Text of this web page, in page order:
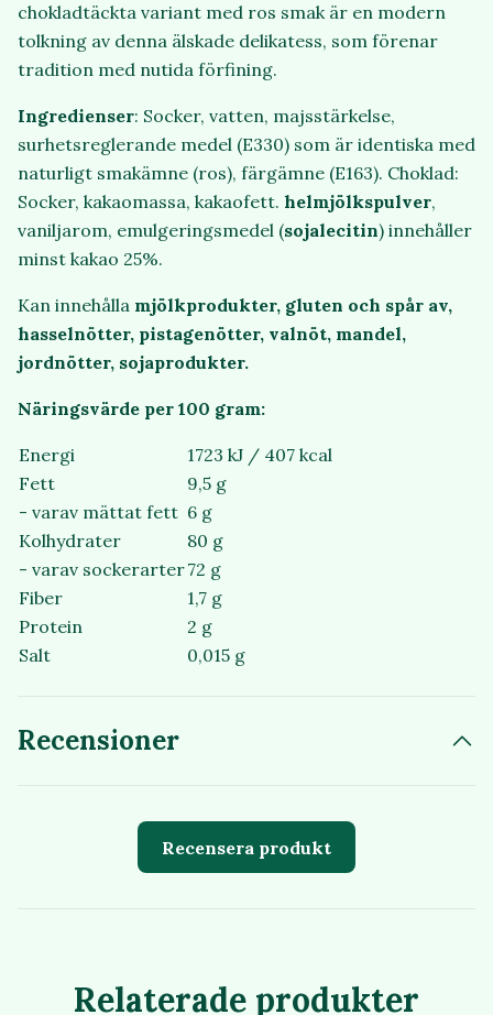
chokladtäckta variant med ros smak är en modern
tolkning av denna älskade delikatess, som förenar
tradition med nutida förfining.
Ingredienser: Socker, vatten, majsstärkelse,
surhetsreglerande medel (E330) som är identiska med
naturligt smakämne (ros), färgämne (E163). Choklad:
Socker, kakaomassa, kakaofett. helmjölkspulver,
vaniljarom, emulgeringsmedel (sojalecitin) innehåller
minst kakao 25%.
Kan innehålla mjölkprodukter, gluten och spår av,
hasselnötter, pistagenötter, valnöt, mandel,
jordnötter, sojaprodukter.
Näringsvärde per 100 gram:
Energi
1723 kJ / 407 kcal
Fett
9,5 g
- varav mättat fett 6 g
Kolhydrater
80 g
- varav sockerarter72 g
Fiber
1,7 g
Protein
2 g
Salt
0,015 g
Recensioner
Recensera produkt
Relaterade produkter